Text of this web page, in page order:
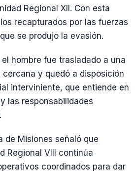
Regional XII. Con esta
recapturados por las fuerzas
se produjo la evasión.
hombre fue trasladado a una
y quedó a disposición
interviniente, que entiende en
las responsabilidades
de Misiones señaló que
Regional VIII continúa
coordinados para dar